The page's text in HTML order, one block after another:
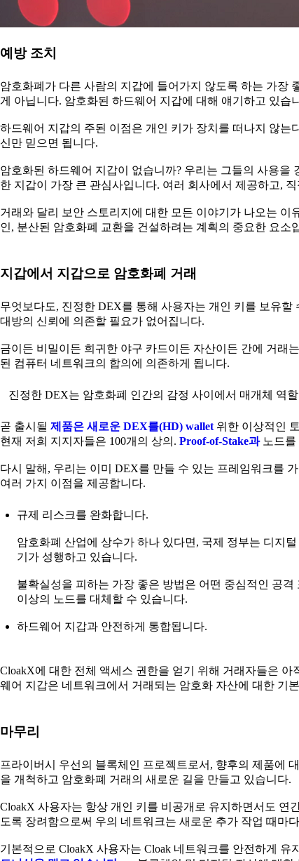
예방 조치
암호화폐가 다른 사람의 지갑에 들어가지 않도록 하는 가장
게 아닙니다. 암호화된 하드웨어 지갑에 대해 얘기하고 있습
하드웨어 지갑의 주된 이점은 개인 키가 장치를 떠나지 않
신만 믿으면 됩니다.
암호화된 하드웨어 지갑이 없습니까? 우리는 그들의 사용
한 지갑이 가장 큰 관심사입니다. 여러 회사에서 제공하고,
거래와 달리 보안 스토리지에 대한 모든 이야기가 나오는
인, 분산된 암호화폐 교환을 건설하려는 계획의 중요한 요소
지갑에서 지갑으로 암호화폐 거래
무엇보다도, 진정한 DEX를 통해 사용자는 개인 키를 보유
대방의 신뢰에 의존할 필요가 없어집니다.
금이든 비밀이든 희귀한 야구 카드이든 자산이든 간에 거래
된 컴퓨터 네트워크의 합의에 의존하게 됩니다.
진정한 DEX는 암호화폐 인간의 감정 사이에서 매개체 역
곧 출시될 제품은 새로운 DEX를(HD) wallet 위한 이상적인
현재 저희 지지자들은 100개의 상의. Proof-of-Stake과노드를
다시 말해, 우리는 이미 DEX를 만들 수 있는 프레임워크를
여러 가지 이점을 제공합니다.
규제 리스크를 완화합니다.
암호화폐 산업에 상수가 하나 있다면, 국제 정부는 디지
기가 성행하고 있습니다.
불확실성을 피하는 가장 좋은 방법은 어떤 중심적인 공
이상의 노드를 대체할 수 있습니다.
하드웨어 지갑과 안전하게 통합됩니다.
CloakX에 대한 전체 액세스 권한을 얻기 위해 거래자들은
웨어 지갑은 네트워크에서 거래되는 암호화 자산에 대한 기
마무리
프라이버시 우선의 블록체인 프로젝트로서, 향후의 제품에
을 개척하고 암호화폐 거래의 새로운 길을 만들고 있습니다.
CloakX 사용자는 항상 개인 키를 비공개로 유지하면서도
도록 장려함으로써 우의 네트워크는 새로운 추가 작업 때마
기본적으로 CloakX 사용자는 Cloak 네트워크를 안전하게